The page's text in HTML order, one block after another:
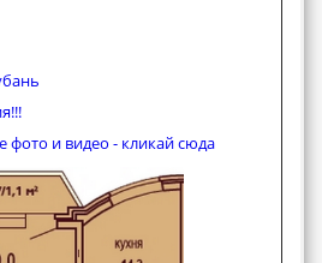
фото и видео - кликай сюда